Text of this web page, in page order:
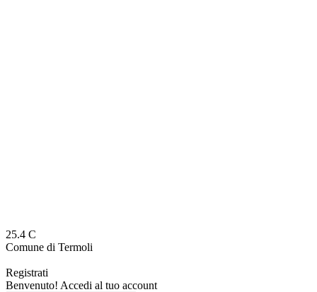
25.4 C
Comune di Termoli
Registrati
Benvenuto! Accedi al tuo account